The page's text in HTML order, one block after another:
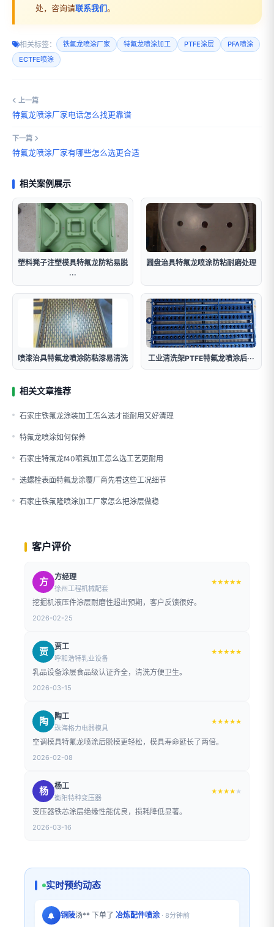
处，咨询请联系我们。
相关标签： 铁氟龙喷涂厂家 特氟龙喷涂加工 PTFE涂层
PFA喷涂
ECTFE喷涂
上一篇
特氟龙喷涂厂家电话怎么找更靠谱
下一篇
特氟龙喷涂厂家有哪些怎么选更合适
相关案例展示
塑料凳子注塑模具特氟龙防粘易脱
···
圆盘治具特氟龙喷涂防粘耐磨处理
喷漆治具特氟龙喷涂防粘漆易清洗 工业清洗架PTFE特氟龙喷涂后···
相关文章推荐
石家庄铁氟龙涂装加工怎么选才能耐用又好清理
特氟龙喷涂如何保养
石家庄特氟龙f40喷氟加工怎么选工艺更耐用
选螺栓表面特氟龙涂覆厂商先看这些工况细节
石家庄铁氟隆喷涂加工厂家怎么把涂层做稳
客户评价
方 方经理
徐州工程机械配套
★★★★★
挖掘机液压件涂层耐磨性超出预期，客户反馈很好。
2026-02-25
贾 贾工
呼和浩特乳业设备
★★★★★
乳品设备涂层食品级认证齐全，清洗方便卫生。
2026-03-15
陶 陶工
珠海格力电器模具
★★★★★
空调模具特氟龙喷涂后脱模更轻松，模具寿命延长了两倍。
2026-02-08
杨 杨工
衡阳特种变压器
★★★★ ★
变压器铁芯涂层绝缘性能优良，损耗降低显著。
2026-03-16
实时预约动态
铜陵汤** 下单了 冶炼配件喷涂 · 8分钟前